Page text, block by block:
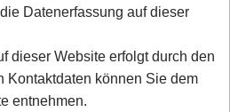
Datenerfassung auf dieser
dieser Website erfolgt durch den
Kontaktdaten können Sie dem
entnehmen.